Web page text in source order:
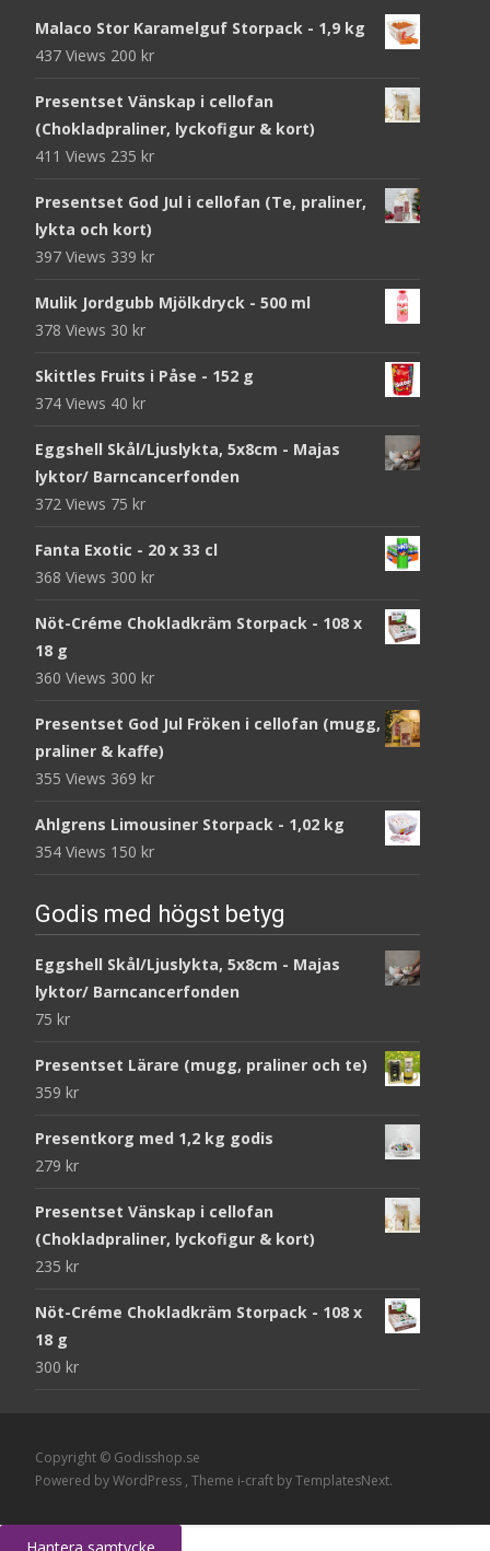
Malaco Stor Karamelguf Storpack - 1,9 kg
437 Views 200 kr
Presentset Vänskap i cellofan
(Chokladpraliner, lyckofigur & kort)
411 Views 235 kr
Presentset God Jul i cellofan (Te, praliner,
lykta och kort)
397 Views 339 kr
Mulik Jordgubb Mjölkdryck - 500 ml
378 Views 30 kr
Skittles Fruits i Påse - 152 g
374 Views 40 kr
Eggshell Skål/Ljuslykta, 5x8cm - Majas
lyktor/ Barncancerfonden
372 Views 75 kr
Fanta Exotic - 20 x 33 cl
368 Views 300 kr
Nöt-Créme Chokladkräm Storpack - 108 x
18 g
360 Views 300 kr
Presentset God Jul Fröken i cellofan (mugg,
praliner & kaffe)
355 Views 369 kr
Ahlgrens Limousiner Storpack - 1,02 kg
354 Views 150 kr
Godis med högst betyg
Eggshell Skål/Ljuslykta, 5x8cm - Majas
lyktor/ Barncancerfonden
75 kr
Presentset Lärare (mugg, praliner och te)
359 kr
Presentkorg med 1,2 kg godis
279 kr
Presentset Vänskap i cellofan
(Chokladpraliner, lyckofigur & kort)
235 kr
Nöt-Créme Chokladkräm Storpack - 108 x
18 g
300 kr
Copyright © Godisshop.se
Powered by WordPress , Theme i-craft by TemplatesNext.